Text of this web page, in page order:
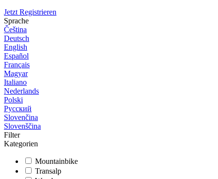
Jetzt Registrieren
Sprache
Čeština
Deutsch
English
Español
Français
Magyar
Italiano
Nederlands
Polski
Русский
Slovenčina
Slovenščina
Filter
Kategorien
Mountainbike
Transalp